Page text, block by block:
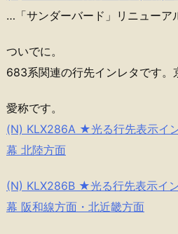
…「サンダーバード」リニューア
ついでに。
683系関連の行先インレタです。
愛称です。
(N) KLX286A ★光る行先表示イ
幕 北陸方面
(N) KLX286B ★光る行先表示イ
幕 阪和線方面・北近畿方面